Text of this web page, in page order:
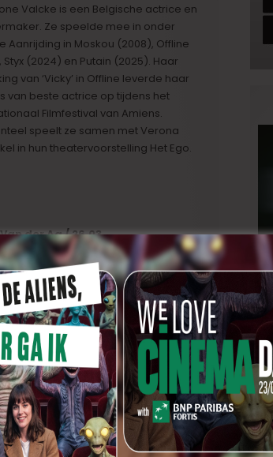
Valcke is een Belgische actrice en
Ze speelde mee in onder
Aanrijding in Moskou (2008), Offline
Styx (2024) en Putain (2025). Haar
van ‘Vicky’ in Offline leverde haar
van beste actrice op tijdens het
Filmfestival van Amiens.
speelt ze samen met Verona
in hun theatervoorstelling Het Ego.
der Aa / 26.03
der Aa is componist, violist,
regisseur en actrice. Ze is een
artiest die de grenzen tussen
beeld en kunst aftast. Eind 2025
zesde album Caramel uit dat
wordt ‘als zachtheid die zich om
randen vouwt, maar zich nooit laat
Van der Aa heeft daarnaast ook al
(kort)filmproducties
Voor haar muziek voor de
(Gilles Coulier, 2017) won ze de
Best Soundtrack.